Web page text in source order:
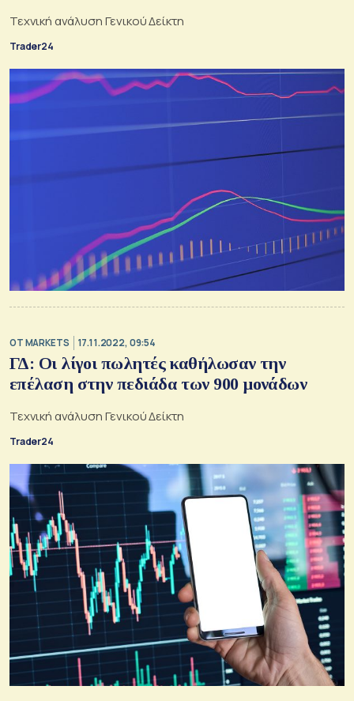
Τεχνική ανάλυση Γενικού Δείκτη
Trader24
OT MARKETS 17.11.2022, 09:54
ΓΔ: Οι λίγοι πωλητές καθήλωσαν την
επέλαση στην πεδιάδα των 900 μονάδων
Τεχνική ανάλυση Γενικού Δείκτη
Trader24